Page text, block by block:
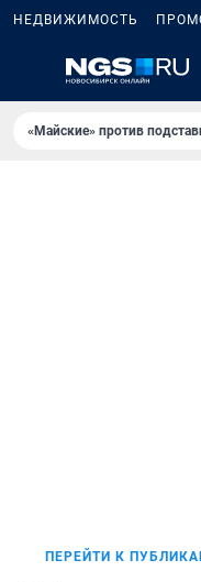
НЕДВИЖИМОСТЬ
«Майские» против
ПЕРЕЙТИ К